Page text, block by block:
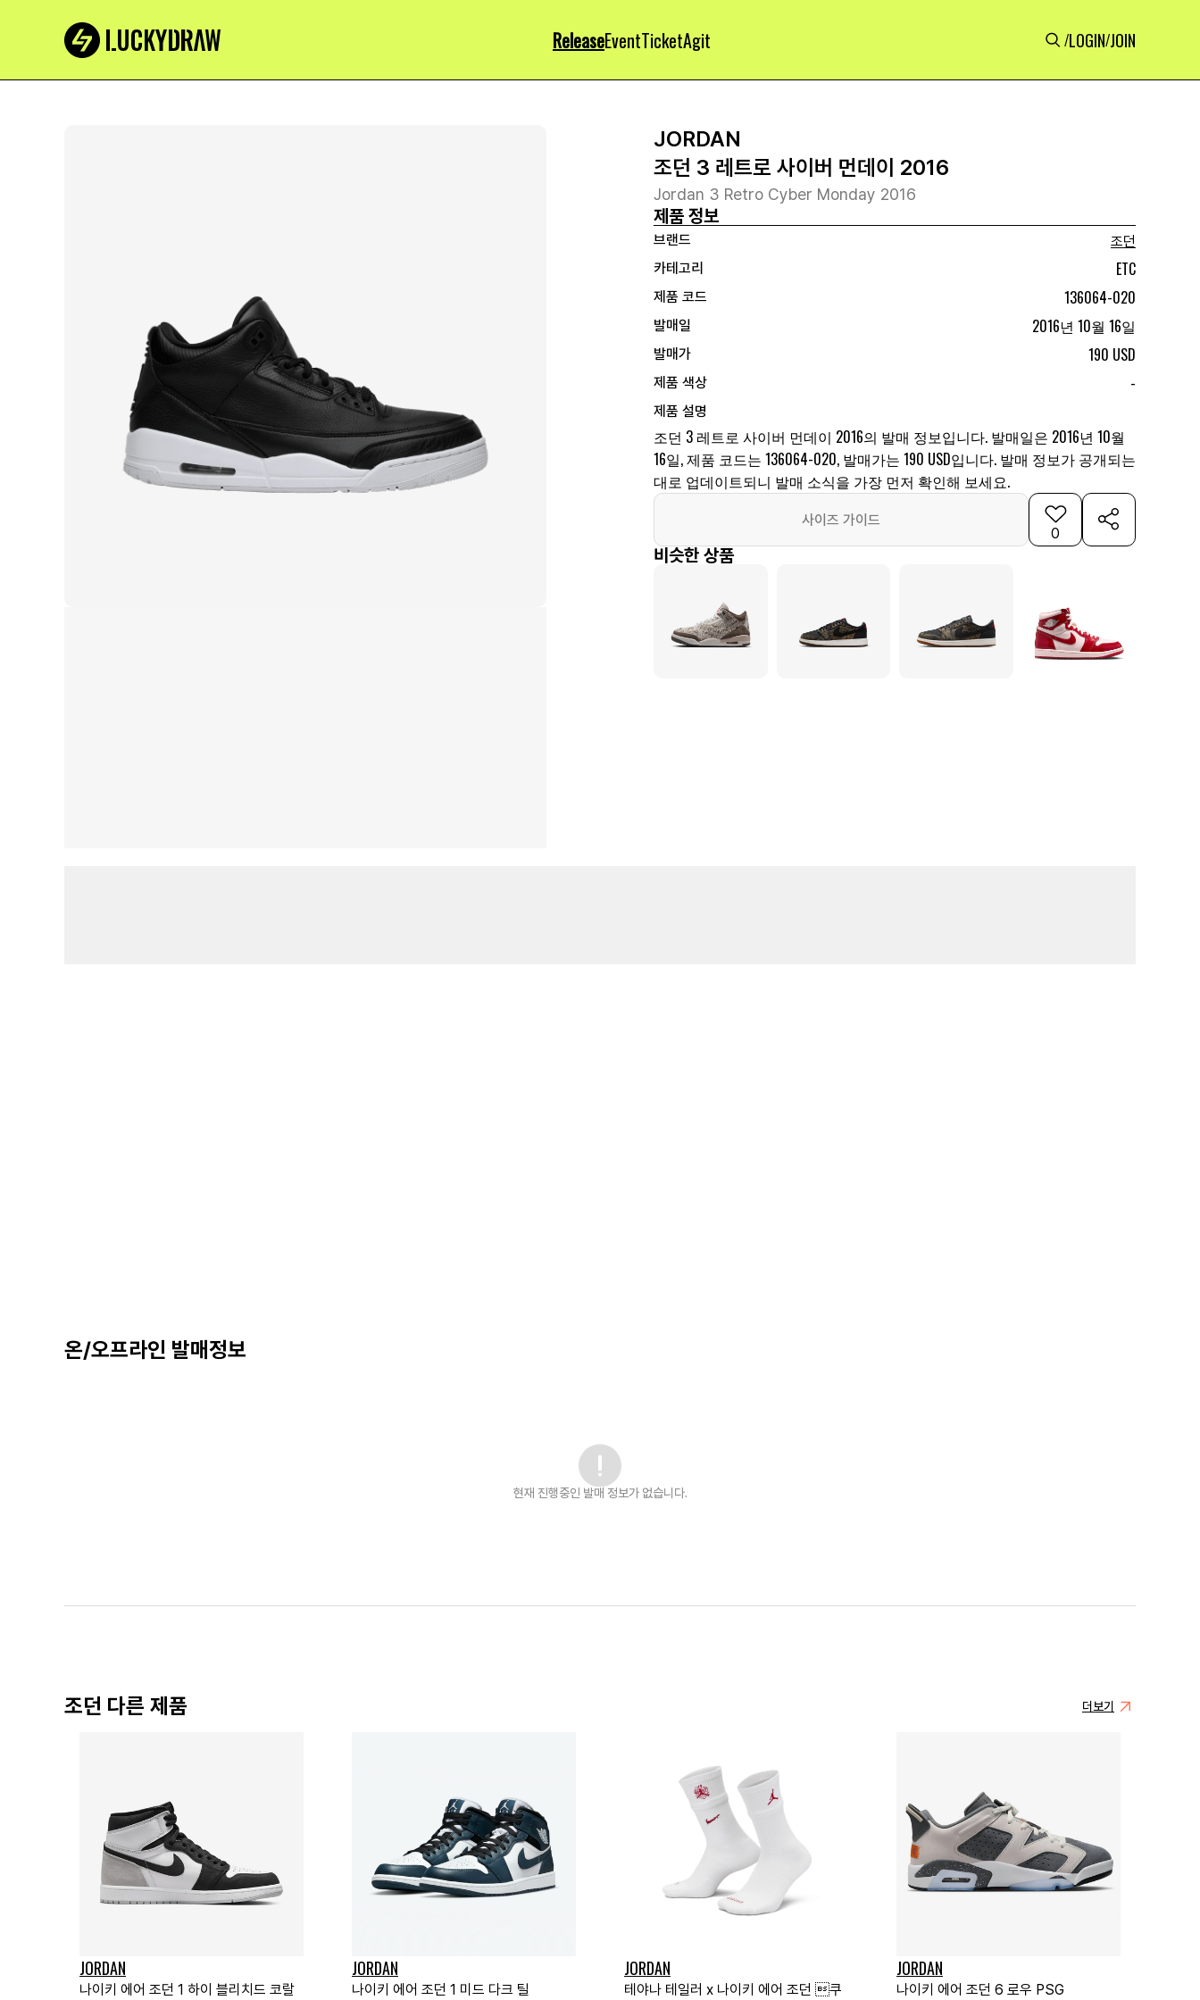
ReleaseEventTicketAgit /LOGIN/JOIN
JORDAN
조던 3 레트로 사이버 먼데이 2016
Jordan 3 Retro Cyber Monday 2016
제품 정보
브랜드
조던
카테고리
ETC
제품 코드 136064-020
발매일 2016년 10월 16일
발매가 190 USD
제품 색상 -
제품 설명
조던 3 레트로 사이버 먼데이 2016의 발매 정보입니다. 발매일은 2016년 10월
16일, 제품 코드는 136064-020, 발매가는 190 USD입니다. 발매 정보가 공개되는
대로 업데이트되니 발매 소식을 가장 먼저 확인해 보세요.
사이즈 가이드
0
비슷한 상품
온/오프라인 발매정보
현재 진행중인 발매 정보가 없습니다.
조던 다른 제품 더보기
JORDAN
나이키 에어 조던 1 하이 블리치드 코랄
JORDAN
나이키 에어 조던 1 미드 다크 틸
JORDAN
테야나 테일러 x 나이키 에어 조던 쿠
JORDAN
나이키 에어 조던 6 로우 PSG